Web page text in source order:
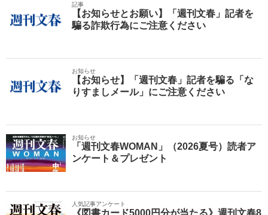
記事
【お知らせとお願い】「週刊文春」記者を
騙る詐欺行為にご注意ください
お知らせ
【お知らせ】「週刊文春」記者を騙る「な
りすましメール」にご注意ください
お知らせ
「週刊文春WOMAN」（2026夏号）読者ア
ンケート＆プレゼント
人気記事アンケート
《図書カード5000円分が当たる》週刊文春8